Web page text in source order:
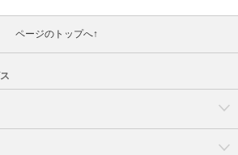
ページのトップへ↑